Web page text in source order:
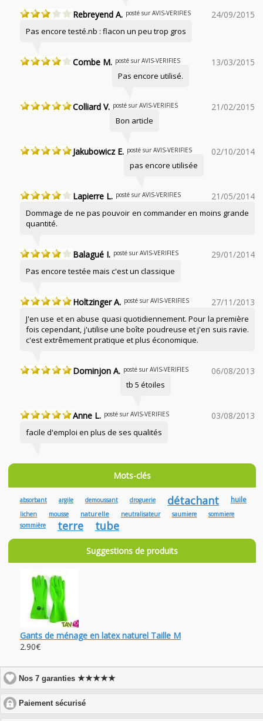
Rebreyend A. posté sur AVIS-VERIFIES 24/09/2015
Pas encore testé.nb : flacon un peu trop gros
Combe M. posté sur AVIS-VERIFIES 13/03/2015
Pas encore utilisé.
Colliard V. posté sur AVIS-VERIFIES 21/02/2015
Bon article
Jakubowicz E. posté sur AVIS-VERIFIES 02/10/2014
pas encore utilisée
Lapierre L. posté sur AVIS-VERIFIES 21/05/2014
Dommage de ne pas pouvoir en commander en moins grande
quantité.
Balagué I. posté sur AVIS-VERIFIES 29/01/2014
Pas encore testée mais c'est un classique
Holtzinger A. posté sur AVIS-VERIFIES 27/11/2013
J'en use et en abuse quasi quotidiennement. Pour la première
fois cependant, j'utilise une boîte poudreuse et j'en suis ravie.
c'est extrêmement pratique et plus économique.
Dominjon A. posté sur AVIS-VERIFIES 06/08/2013
tb 5 étoiles
Anne L. posté sur AVIS-VERIFIES 03/08/2013
facile d'emploi en plus de ses qualités
Mots-clés
absorbant argile demoussant droguerie détachant huile
lichen mousse naturelle neutralisateur saumiere
sommiere
sommière
terre tube
Suggestions de produits
Gants de ménage en latex naturel Taille M
2.90€
Nos 7 garanties★★★★★
Paiement sécurisé
to